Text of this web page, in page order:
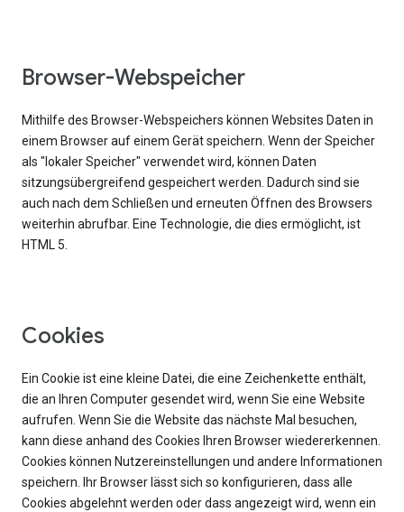
Browser-Webspeicher
Mithilfe des Browser-Webspeichers können Websites Daten in
einem Browser auf einem Gerät speichern. Wenn der Speicher
als "lokaler Speicher" verwendet wird, können Daten
sitzungsübergreifend gespeichert werden. Dadurch sind sie
auch nach dem Schließen und erneuten Öffnen des Browsers
weiterhin abrufbar. Eine Technologie, die dies ermöglicht, ist
HTML 5.
Cookies
Ein Cookie ist eine kleine Datei, die eine Zeichenkette enthält,
die an Ihren Computer gesendet wird, wenn Sie eine Website
aufrufen. Wenn Sie die Website das nächste Mal besuchen,
kann diese anhand des Cookies Ihren Browser wiedererkennen.
Cookies können Nutzereinstellungen und andere Informationen
speichern. Ihr Browser lässt sich so konfigurieren, dass alle
Cookies abgelehnt werden oder dass angezeigt wird, wenn ein